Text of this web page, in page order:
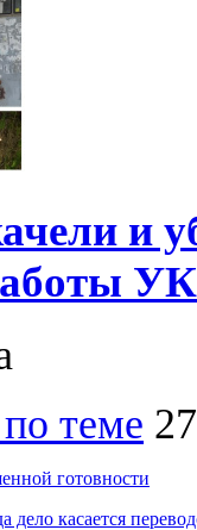
и
теме
готовности
дело касается